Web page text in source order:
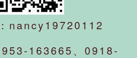
nancy19720112
163665、0918-